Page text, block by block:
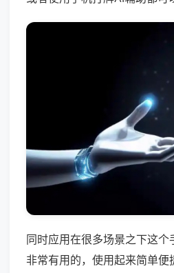
同时应用在很多场景之下这
非常有用的，使用起来简单